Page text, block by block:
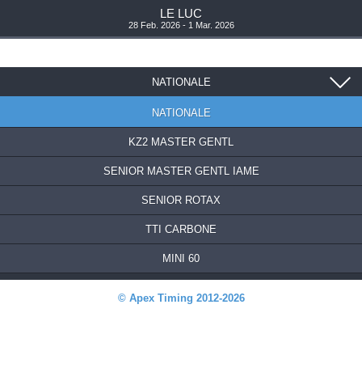
LE LUC
28 Feb. 2026 - 1 Mar. 2026
NATIONALE
NATIONALE
KZ2 MASTER GENTL
SENIOR MASTER GENTL IAME
SENIOR ROTAX
TTI CARBONE
MINI 60
© Apex Timing 2012-2026